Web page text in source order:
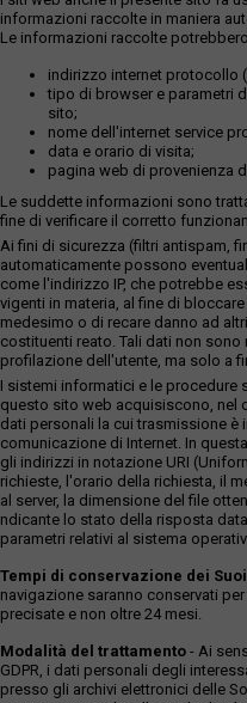
informazioni raccolte in maniera
Le informazioni raccolte
indirizzo internet protocollo
tipo di browser e parametri
sito;
nome dell'internet service
data e orario di visita;
pagina web di provenienza
Le suddette informazioni sono
fine di verificare il corretto
Ai fini di sicurezza (filtri antispam,
automaticamente possono
come l'indirizzo IP, che potrebbe
vigenti in materia, al fine di
medesimo o di recare danno ad
costituenti reato. Tali dati non
profilazione dell'utente, ma solo a
I sistemi informatici e le
questo sito web acquisiscono, nel
dati personali la cui trasmissione
comunicazione di Internet. In
gli indirizzi in notazione URI
richieste, l'orario della richiesta, il
al server, la dimensione del file
ndicante lo stato della risposta
parametri relativi al sistema
Tempi di conservazione dei
navigazione saranno conservati
precisate e non oltre 24 mesi.
Modalità del trattamento - Ai
GDPR, i dati personali degli
presso gli archivi elettronici delle